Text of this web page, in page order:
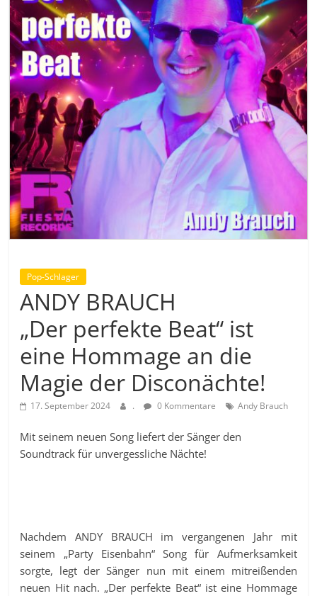
Pop-Schlager
ANDY BRAUCH
„Der perfekte Beat“ ist
eine Hommage an die
Magie der Disconächte!
17. September 2024 . 0 Kommentare Andy Brauch
Mit seinem neuen Song liefert der Sänger den
Soundtrack für unvergessliche Nächte!
Nachdem ANDY BRAUCH im vergangenen Jahr mit
seinem „Party Eisenbahn“ Song für Aufmerksamkeit
sorgte, legt der Sänger nun mit einem mitreißenden
neuen Hit nach. „Der perfekte Beat“ ist eine Hommage